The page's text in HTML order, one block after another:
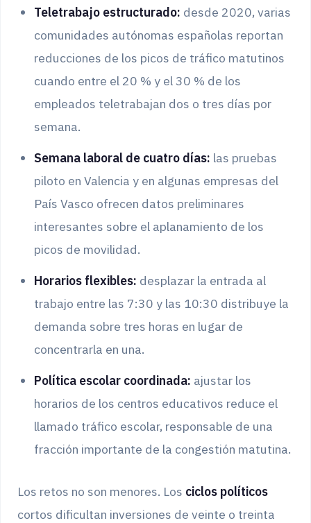
Teletrabajo estructurado: desde 2020, varias
comunidades autónomas españolas reportan
reducciones de los picos de tráfico matutinos
cuando entre el 20 % y el 30 % de los
empleados teletrabajan dos o tres días por
semana.
Semana laboral de cuatro días: las pruebas
piloto en Valencia y en algunas empresas del
País Vasco ofrecen datos preliminares
interesantes sobre el aplanamiento de los
picos de movilidad.
Horarios flexibles: desplazar la entrada al
trabajo entre las 7:30 y las 10:30 distribuye la
demanda sobre tres horas en lugar de
concentrarla en una.
Política escolar coordinada: ajustar los
horarios de los centros educativos reduce el
llamado tráfico escolar, responsable de una
fracción importante de la congestión matutina.
Los retos no son menores. Los ciclos políticos
cortos dificultan inversiones de veinte o treinta